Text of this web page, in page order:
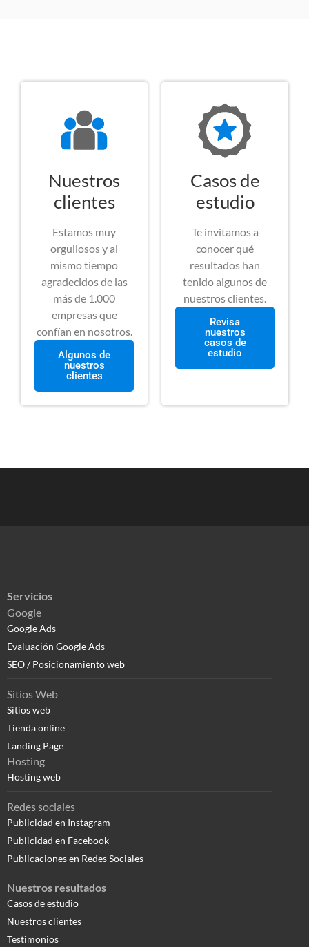
Nuestros
clientes
Estamos muy
orgullosos y al
mismo tiempo
agradecidos de las
más de 1.000
empresas que
confían en nosotros.
Algunos de
nuestros
clientes
Casos de
estudio
Te invitamos a
conocer qué
resultados han
tenido algunos de
nuestros clientes.
Revisa
nuestros
casos de
estudio
Servicios
Google
Google Ads
Evaluación Google Ads
SEO / Posicionamiento web
Sitios Web
Sitios web
Tienda online
Landing Page
Hosting
Hosting web
Redes sociales
Publicidad en Instagram
Publicidad en Facebook
Publicaciones en Redes Sociales
Nuestros resultados
Casos de estudio
Nuestros clientes
Testimonios